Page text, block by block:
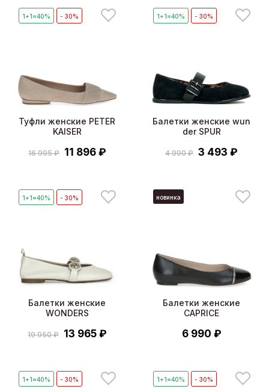
1+1=40% - 30%
Туфли женские PETER
KAISER
16 995 ₽ 11 896 ₽
1+1=40% - 30%
Балетки женские wun
der SPUR
4 990 ₽ 3 493 ₽
1+1=40% - 30%
Балетки женские
WONDERS
19 950 ₽ 13 965 ₽
новинка
Балетки женские
CAPRICE
6 990 ₽
1+1=40% - 30% 1+1=40% - 30%